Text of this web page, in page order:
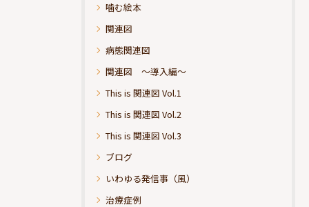
噛む絵本
関連図
病態関連図
関連図 ～導入編～
This is 関連図 Vol.1
This is 関連図 Vol.2
This is 関連図 Vol.3
ブログ
いわゆる発信事（風）
治療症例